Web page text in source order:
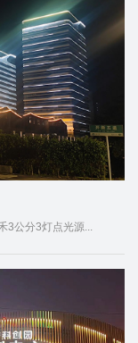
3公分3灯点光源...